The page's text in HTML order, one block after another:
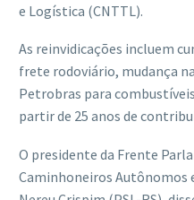
e Logística (CNTTL).
As reinvidicações incluem
frete rodoviário, mudança
Petrobras para
partir de 25 anos de
O presidente da Frente
Caminhoneiros Autônomos